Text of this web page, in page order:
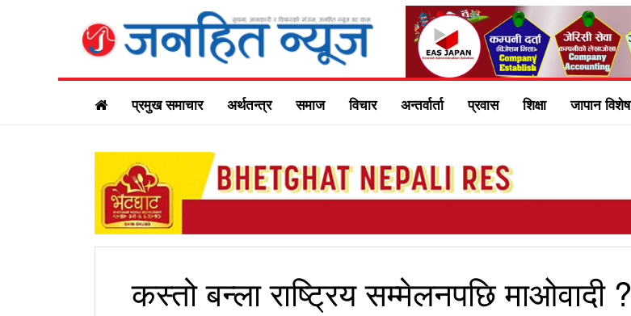
प्रमुख समाचार अर्थतन्त्र समाज विचार अन्तर्वार्ता प्रवास शिक्षा जापान विशेष
कस्तो बन्ला राष्ट्रिय सम्मेलनपछि माओवादी ?